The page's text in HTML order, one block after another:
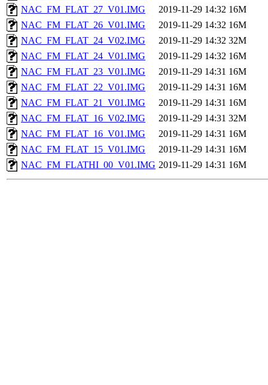
NAC_FM_FLAT_27_V01.IMG
2019-11-29 14:32 16M
NAC_FM_FLAT_26_V01.IMG
2019-11-29 14:32 16M
NAC_FM_FLAT_24_V02.IMG
2019-11-29 14:32 32M
NAC_FM_FLAT_24_V01.IMG
2019-11-29 14:32 16M
NAC_FM_FLAT_23_V01.IMG
2019-11-29 14:31 16M
NAC_FM_FLAT_22_V01.IMG
2019-11-29 14:31 16M
NAC_FM_FLAT_21_V01.IMG
2019-11-29 14:31 16M
NAC_FM_FLAT_16_V02.IMG
2019-11-29 14:31 32M
NAC_FM_FLAT_16_V01.IMG
2019-11-29 14:31 16M
NAC_FM_FLAT_15_V01.IMG
2019-11-29 14:31 16M
NAC_FM_FLATHI_00_V01.IMG 2019-11-29 14:31 16M